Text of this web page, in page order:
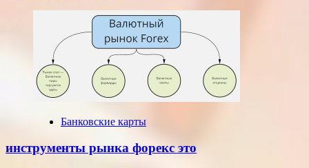
Банковские карты
инструменты рынка форекс это